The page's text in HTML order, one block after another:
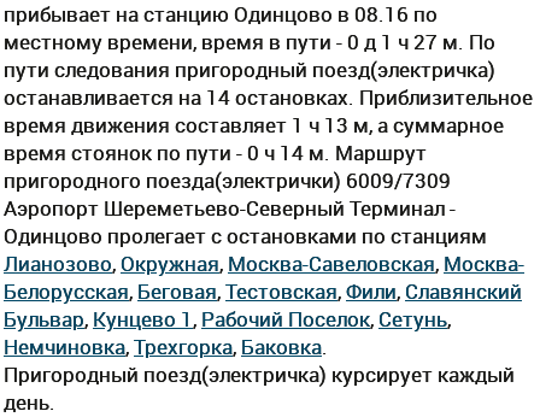
прибывает на станцию Одинцово в 08.16 по
местному времени, время в пути - 0 д 1 ч 27 м. По
пути следования пригородный поезд(электричка)
останавливается на 14 остановках. Приблизительное
время движения составляет 1 ч 13 м, а суммарное
время стоянок по пути - 0 ч 14 м. Маршрут
пригородного поезда(электрички) 6009/7309
Аэропорт Шереметьево-Северный Терминал -
Одинцово пролегает c остановками по станциям
Лианозово,Окружная, Москва-Савеловская, Москва-
Белорусская, Беговая,Тестовская,Фили, Славянский
Бульвар, Кунцево 1 , Рабочий Поселок, Сетунь,
Немчиновка,Трехгорка, Баковка
Пригородный поезд(электричка) курсирует каждый
день.